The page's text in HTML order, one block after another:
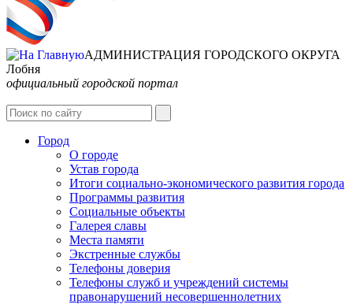
АДМИНИСТРАЦИЯ ГОРОДСКОГО ОКРУГА
Лобня
официальный городской портал
Город
О городе
Устав города
Итоги социально-экономического развития города
Программы развития
Социальные объекты
Галерея славы
Места памяти
Экстренные службы
Телефоны доверия
Телефоны служб и учреждений системы
правонарушений несовершеннолетних